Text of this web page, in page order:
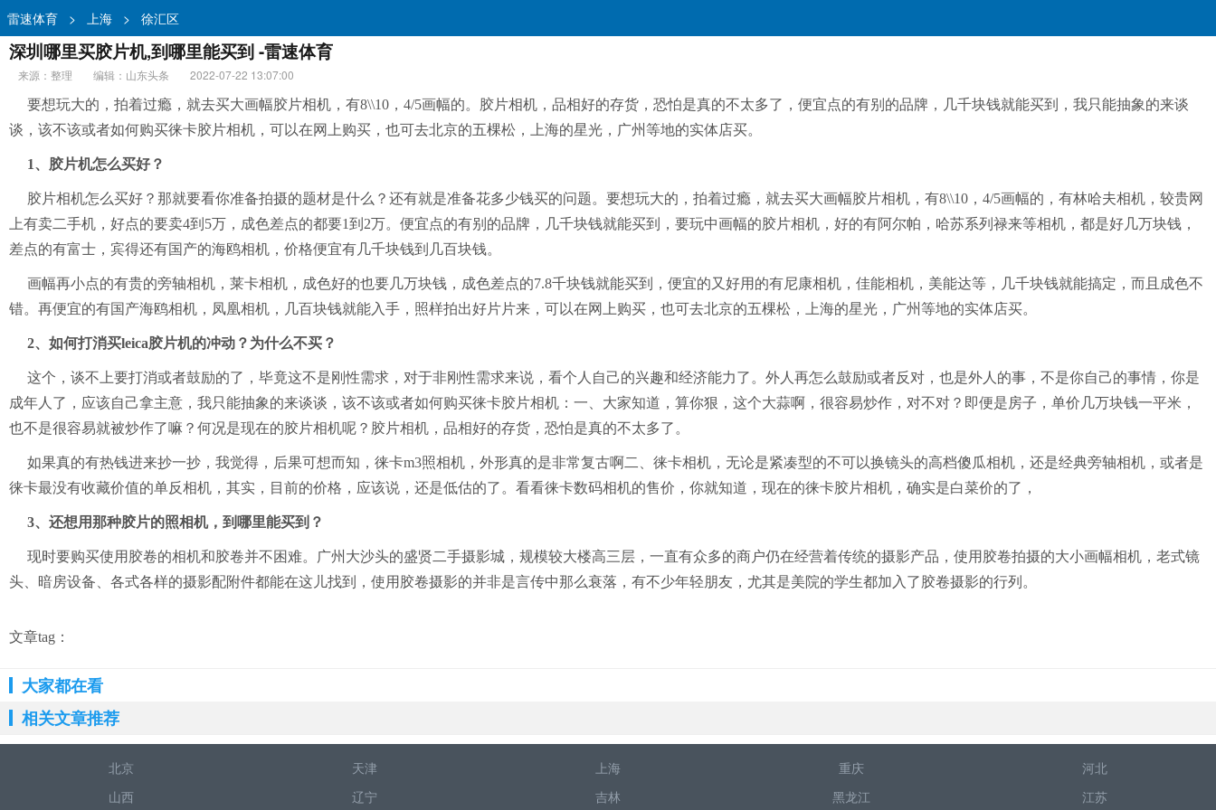
雷速体育 > 上海 > 徐汇区
深圳哪里买胶片机,到哪里能买到 -雷速体育
来源：整理 编辑：山东头条
2022-07-22 13:07:00
要想玩大的，拍着过瘾，就去买大画幅胶片相机，有8\\10，4/5画幅的。胶片相机，品相好的存货，恐怕是真的不太多了，便宜点的有别的品牌，几千块钱就能买到，我只能抽象的来谈
谈，该不该或者如何购买徕卡胶片相机，可以在网上购买，也可去北京的五棵松，上海的星光，广州等地的实体店买。
1、胶片机怎么买好？
胶片相机怎么买好？那就要看你准备拍摄的题材是什么？还有就是准备花多少钱买的问题。要想玩大的，拍着过瘾，就去买大画幅胶片相机，有8\\10，4/5画幅的，有林哈夫相机，较贵网
上有卖二手机，好点的要卖4到5万，成色差点的都要1到2万。便宜点的有别的品牌，几千块钱就能买到，要玩中画幅的胶片相机，好的有阿尔帕，哈苏系列禄来等相机，都是好几万块钱，
差点的有富士，宾得还有国产的海鸥相机，价格便宜有几千块钱到几百块钱。
画幅再小点的有贵的旁轴相机，莱卡相机，成色好的也要几万块钱，成色差点的7.8千块钱就能买到，便宜的又好用的有尼康相机，佳能相机，美能达等，几千块钱就能搞定，而且成色不
错。再便宜的有国产海鸥相机，凤凰相机，几百块钱就能入手，照样拍出好片片来，可以在网上购买，也可去北京的五棵松，上海的星光，广州等地的实体店买。
2、如何打消买leica胶片机的冲动？为什么不买？
这个，谈不上要打消或者鼓励的了，毕竟这不是刚性需求，对于非刚性需求来说，看个人自己的兴趣和经济能力了。外人再怎么鼓励或者反对，也是外人的事，不是你自己的事情，你是
成年人了，应该自己拿主意，我只能抽象的来谈谈，该不该或者如何购买徕卡胶片相机：一、大家知道，算你狠，这个大蒜啊，很容易炒作，对不对？即便是房子，单价几万块钱一平米，
也不是很容易就被炒作了嘛？何况是现在的胶片相机呢？胶片相机，品相好的存货，恐怕是真的不太多了。
如果真的有热钱进来抄一抄，我觉得，后果可想而知，徕卡m3照相机，外形真的是非常复古啊二、徕卡相机，无论是紧凑型的不可以换镜头的高档傻瓜相机，还是经典旁轴相机，或者是
徕卡最没有收藏价值的单反相机，其实，目前的价格，应该说，还是低估的了。看看徕卡数码相机的售价，你就知道，现在的徕卡胶片相机，确实是白菜价的了，
3、还想用那种胶片的照相机，到哪里能买到？
现时要购买使用胶卷的相机和胶卷并不困难。广州大沙头的盛贤二手摄影城，规模较大楼高三层，一直有众多的商户仍在经营着传统的摄影产品，使用胶卷拍摄的大小画幅相机，老式镜
头、暗房设备、各式各样的摄影配附件都能在这儿找到，使用胶卷摄影的并非是言传中那么衰落，有不少年轻朋友，尤其是美院的学生都加入了胶卷摄影的行列。
文章tag：
大家都在看
相关文章推荐
北京 天津 上海 重庆
河北
山西
辽宁 吉林 黑龙江 江苏